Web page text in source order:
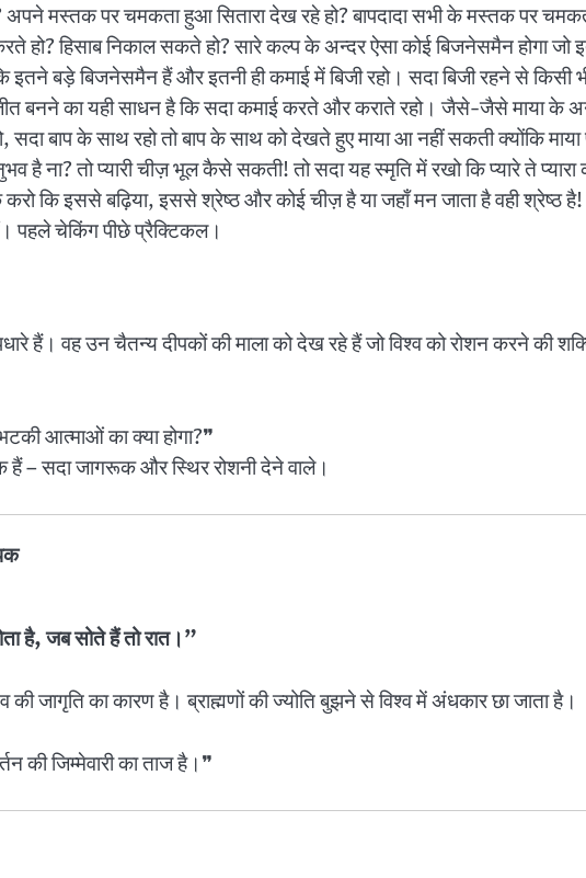
मस्तक पर चमकता हुआ सितारा देख रहे हो? बापदादा सभी के मस्तक पर
हो? हिसाब निकाल सकते हो? सारे कल्प के अन्दर ऐसा कोई बिजनेसमैन होगा जो
बड़े बिजनेसमैन हैं और इतनी ही कमाई में बिजी रहो। सदा बिजी रहने से किसी भी
बनने का यही साधन है कि सदा कमाई करते और कराते रहो। जैसे-जैसे माया के
बाप के साथ रहो तो बाप के साथ को देखते हुए माया आ नहीं सकती क्योंकि
है ना? तो प्यारी चीज़ भूल कैसे सकती! तो सदा यह स्मृति में रखो कि प्यारे ते
कि इससे बढ़िया, इससे श्रेष्ठ और कोई चीज़ है या जहाँ मन जाता है वही
चेकिंग पीछे प्रैक्टिकल।
हैं। वह उन चैतन्य दीपकों की माला को देख रहे हैं जो विश्व को रोशन करने की
आत्माओं का क्या होगा?❞
हैं – सदा जागरूक और स्थिर रोशनी देने वाले।
है, जब सोते हैं तो रात।”
जागृति का कारण है। ब्राह्मणों की ज्योति बुझने से विश्व में अंधकार छा जाता है।
की जिम्मेवारी का ताज है।❞